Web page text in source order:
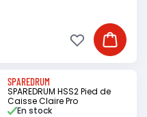
Ajouter
Ajouter à ma
SPAREDRUM
SPAREDRUM HSS2 Pied de
Caisse Claire Pro
En stock